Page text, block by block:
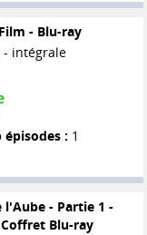
- Blu-ray
intégrale
épisodes : 1
l'Aube - Partie 1 -
Blu-ray